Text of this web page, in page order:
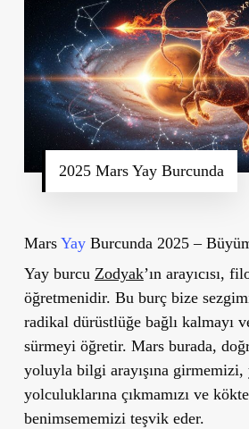
2025 Mars Yay Burcunda
Mars YayBurcunda 2025 –
Yay burcu Zodyak’ın arayıcısı,
öğretmenidir. Bu burç bize
radikal dürüstlüğe bağlı kalmayı
sürmeyi öğretir. Mars burada,
yoluyla bilgi arayışına girmemizi,
yolculuklarına çıkmamızı ve
benimsememizi teşvik eder.